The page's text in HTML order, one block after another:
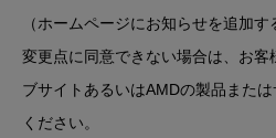
（ホームページにお知らせを追加す
変更点に同意できない場合は、お客
ブサイトあるいはAMDの製品また
ください。